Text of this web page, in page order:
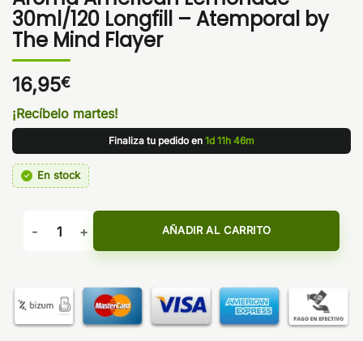
30ml/120 Longfill – Atemporal by
The Mind Flayer
16,95€
¡Recíbelo martes!
Finaliza tu pedido en 1d 11h 46m
En stock
Aroma American Lemonade 30ml/120 Longfill - Atemporal
AÑADIR AL CARRITO